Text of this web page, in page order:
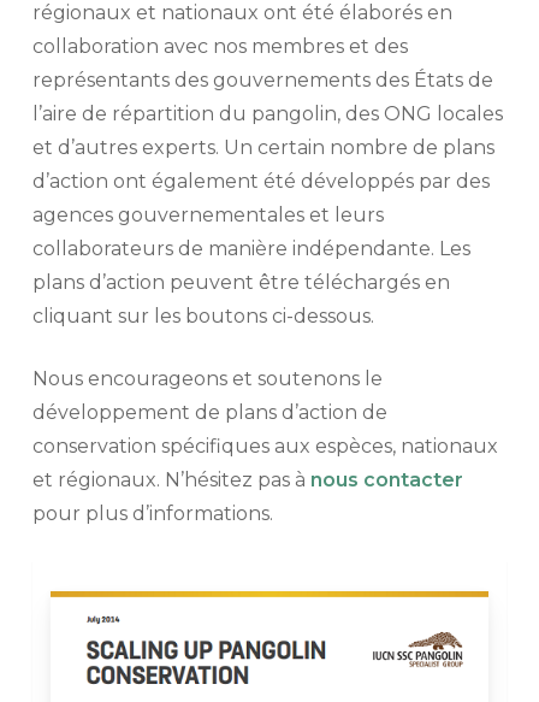
régionaux et nationaux ont été élaborés en
collaboration avec nos membres et des
représentants des gouvernements des États de
l’aire de répartition du pangolin, des ONG locales
et d’autres experts. Un certain nombre de plans
d’action ont également été développés par des
agences gouvernementales et leurs
collaborateurs de manière indépendante. Les
plans d’action peuvent être téléchargés en
cliquant sur les boutons ci-dessous.
Nous encourageons et soutenons le
développement de plans d’action de
conservation spécifiques aux espèces, nationaux
et régionaux. N’hésitez pas à nous contacter
pour plus d’informations.